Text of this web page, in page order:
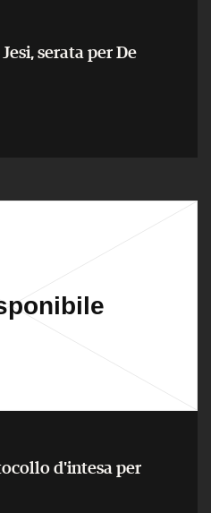
serata per De
d'intesa per